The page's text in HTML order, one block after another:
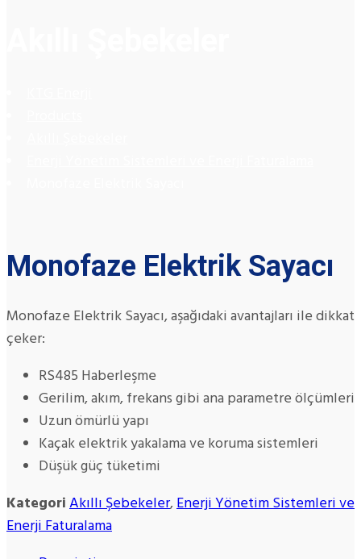
Monofaze Elektrik Sayacı
Monofaze Elektrik Sayacı, aşağıdaki avantajları ile dikkat
çeker:
RS485 Haberleşme
Gerilim, akım, frekans gibi ana parametre ölçümleri
Uzun ömürlü yapı
Kaçak elektrik yakalama ve koruma sistemleri
Düşük güç tüketimi
KategoriAkıllı Şebekeler,Enerji Yönetim Sistemleri ve
Enerji Faturalama